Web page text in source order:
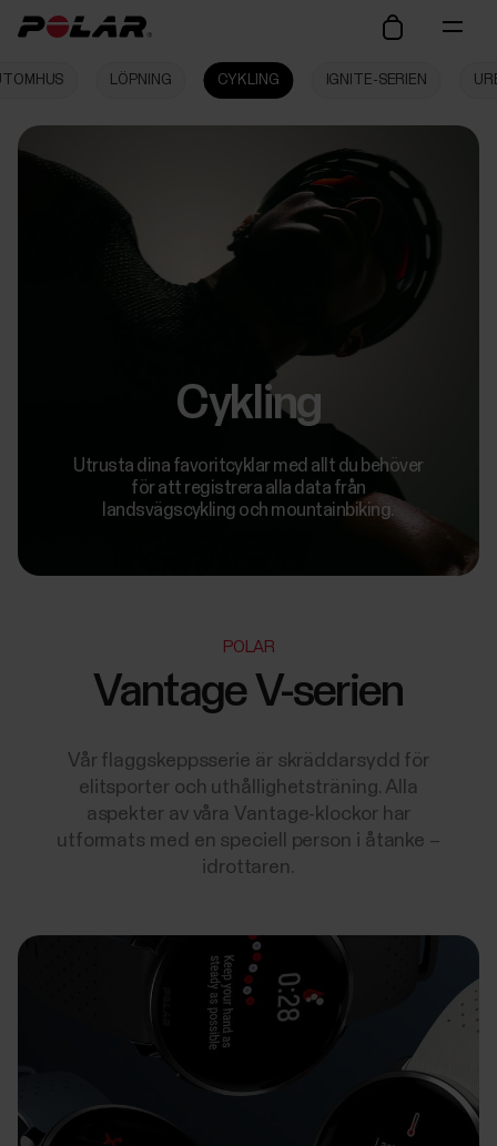
LÖPNING CYKLING IGNITE-SERIEN
Cykling
Utrusta dina favoritcyklar med allt du behöver
för att registrera alla data från
landsvägscykling och mountainbiking.
POLAR
Vantage V-serien
Vår flaggskeppsserie är skräddarsydd för
elitsporter och uthållighetsträning. Alla
aspekter av våra Vantage-klockor har
utformats med en speciell person i åtanke –
idrottaren.